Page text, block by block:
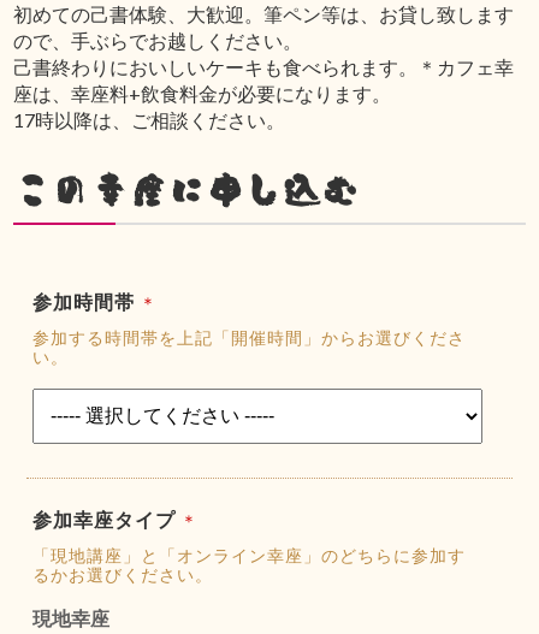
初めての己書体験、大歓迎。筆ペン等は、お貸し致します
ので、手ぶらでお越しください。
己書終わりにおいしいケーキも食べられます。＊カフェ幸
座は、幸座料+飲食料金が必要になります。
17時以降は、ご相談ください。
この幸座に申し込む
参加時間帯 ＊
参加する時間帯を上記「開催時間」からお選びくださ
い。
参加幸座タイプ ＊
「現地講座」と「オンライン幸座」のどちらに参加す
るかお選びください。
現地幸座